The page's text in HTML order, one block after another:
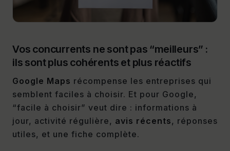
Vos concurrents ne sont pas “meilleurs” :
ils sont plus cohérents et plus réactifs
Google Maps récompense les entreprises qui
semblent faciles à choisir. Et pour Google,
“facile à choisir” veut dire : informations à
jour, activité régulière, avis récents, réponses
utiles, et une fiche complète.